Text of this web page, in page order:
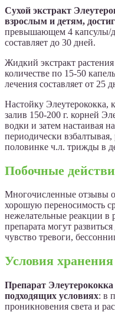
Сухой экстракт
взрослым и детям,
превышающем 4 капсулы/
составляет до 30 дней.
Жидкий экстракт
количестве по 15-50
лечения составляет от 25
Настойку Элеутерококка,
залив 150-200 г. корней
водки и затем настаивая
периодически
половинке ч.л. трижды в
Побочные
Многочисленные отзывы
хорошую переносимость
нежелательные реакции в
препарата могут
чувство тревоги,
Условия хранения
Препарат
подходящих условиях: в
проникновения света и